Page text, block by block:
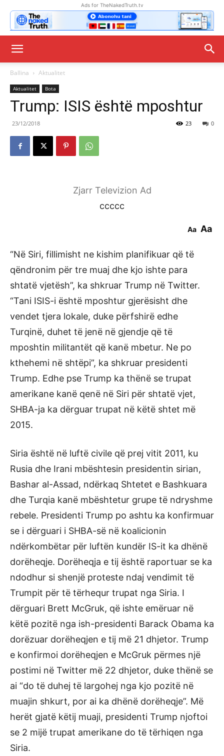
Ads for TheNakedTruth.tv
Ballina Aktualitet
Aktualitet Bota
Trump: ISIS është mposhtur
23/12/2018 0
23
Zjarr Televizion Ad
ccccc
Aa Aa
“Në Siri, fillimisht ne kishim planifikuar që të
qëndronim për tre muaj dhe kjo ishte para
shtatë vjetësh”, ka shkruar Trump në Twitter.
“Tani ISIS-i është mposhtur gjerësisht dhe
vendet tjera lokale, duke përfshirë edhe
Turqinë, duhet të jenë në gjendje që të
mposhtin militantët që kanë mbetur. Ne po
kthehemi në shtëpi”, ka shkruar presidenti
Trump. Edhe pse Trump ka thënë se trupat
amerikane kanë qenë në Siri për shtatë vjet,
SHBA-ja ka dërguar trupat në këtë shtet më
2015.
Siria është në luftë civile që prej vitit 2011, ku
Rusia dhe Irani mbështesin presidentin sirian,
Bashar al-Assad, ndërkaq Shtetet e Bashkuara
dhe Turqia kanë mbështetur grupe të ndryshme
rebele. Presidenti Trump po ashtu ka konfirmuar
se i dërguari i SHBA-së në koalicionin
ndërkombëtar për luftën kundër IS-it ka dhënë
dorëheqje. Dorëheqja e tij është raportuar se ka
ndodhur si shenjë proteste ndaj vendimit të
Trumpit për të tërhequr trupat nga Siria. I
dërguari Brett McGruk, që ishte emëruar në
këtë pozitë nga ish-presidenti Barack Obama ka
dorëzuar dorëheqjen e tij më 21 dhjetor. Trump
e konfirmoi dorëheqjen e McGruk përmes një
postimi në Twitter më 22 dhjetor, duke thënë se
ai “do të duhej të largohej nga kjo pozitë në
muajin shkurt, por ai ka dhënë dorëheqje”. Më
herët gjatë këtij muaji, presidenti Trump njoftoi
se 2 mijë trupat amerikane do të tërhiqen nga
Siria.